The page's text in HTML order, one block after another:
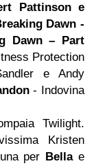
Pattinson e
Dawn -
Dawn – Part
Protection
e Andy
- Indovina
Twilight.
Kristen
per Bellae